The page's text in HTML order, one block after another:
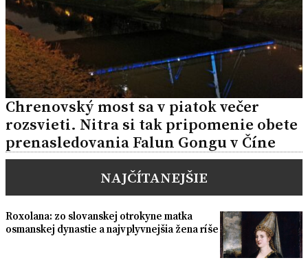
Chrenovský most sa v piatok večer
rozsvieti. Nitra si tak pripomenie obete
prenasledovania Falun Gongu v Číne
NAJČÍTANEJŠIE
Roxolana: zo slovanskej otrokyne matka
osmanskej dynastie a najvplyvnejšia žena ríše